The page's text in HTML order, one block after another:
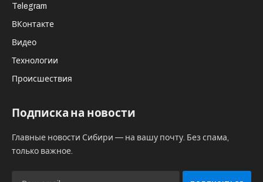
Telegram
ВКонтакте
Видео
Технологии
Происшествия
Подписка на новости
Главные новости Сибири — на вашу почту. Без спама,
только важное.